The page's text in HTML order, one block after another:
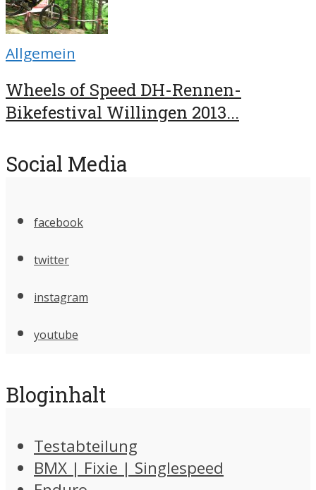
Allgemein
Wheels of Speed DH-Rennen-
Bikefestival Willingen 2013...
Social Media
facebook
twitter
instagram
youtube
Bloginhalt
Testabteilung
BMX | Fixie | Singlespeed